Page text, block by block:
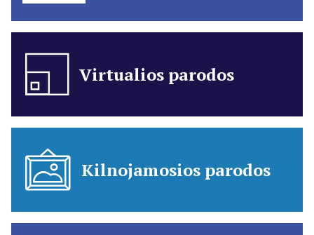
Virtualios parodos
Kilnojamosios parodos